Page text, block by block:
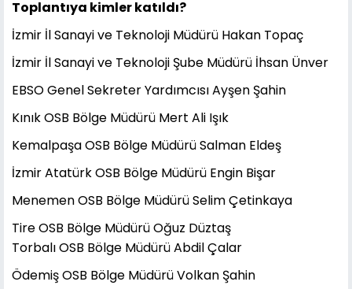
Toplantıya kimler katıldı?
İzmir İl Sanayi ve Teknoloji Müdürü Hakan Topaç
İzmir İl Sanayi ve Teknoloji Şube Müdürü İhsan Ünver
EBSO Genel Sekreter Yardımcısı Ayşen Şahin
Kınık OSB Bölge Müdürü Mert Ali Işık
Kemalpaşa OSB Bölge Müdürü Salman Eldeş
İzmir Atatürk OSB Bölge Müdürü Engin Bişar
Menemen OSB Bölge Müdürü Selim Çetinkaya
Tire OSB Bölge Müdürü Oğuz Düztaş
Torbalı OSB Bölge Müdürü Abdil Çalar
Ödemiş OSB Bölge Müdürü Volkan Şahin